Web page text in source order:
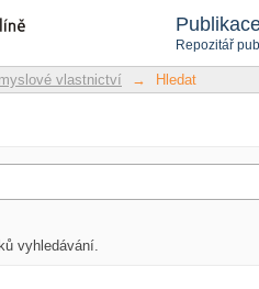
Repozitář
vlastnictví → Hledat
vyhledávání.